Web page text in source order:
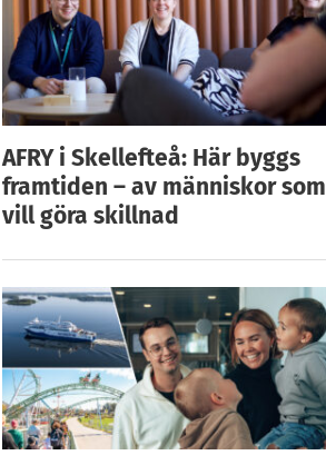
AFRY i Skellefteå: Här byggs
framtiden – av människor som
vill göra skillnad